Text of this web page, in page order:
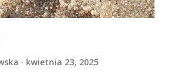
kwietnia 23, 2025